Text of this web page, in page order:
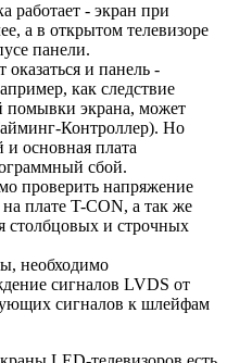
работает - экран при
а в открытом телевизоре
панели.
и панель -
как следствие
помывки экрана, может
Контроллер). Но
и основная плата
сбой.
проверить напряжение
плате T-CON, а так же
и строчных
необходимо
сигналов LVDS от
сигналов к шлейфам